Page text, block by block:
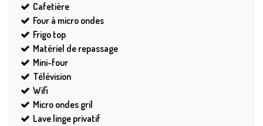
Cafetière
Four à micro ondes
Frigo top
Matériel de repassage
Mini-four
Télévision
Wifi
Micro ondes gril
Lave linge privatif